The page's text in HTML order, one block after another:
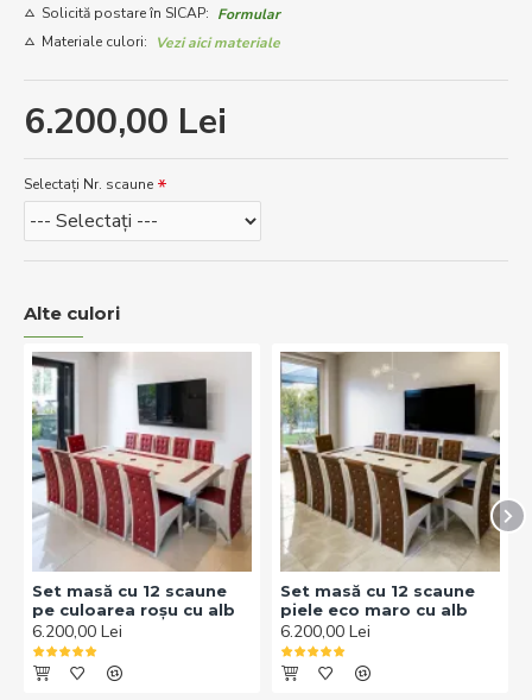
6.200,00 Lei
Solicită postare în SICAP: Formular
Materiale culori:
Vezi aici materiale
Selectați Nr. scaune
Alte culori
Set masă cu 12 scaune
pe culoarea roșu cu alb
6.200,00 Lei
Set masă cu 12 scaune
piele eco maro cu alb
6.200,00 Lei